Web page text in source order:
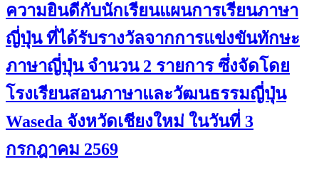
ความยินดีกับนักเรียนแผนการเรียนภาษา
ญี่ปุ่น ที่ได้รับรางวัลจากการแข่งขันทักษะ
ภาษาญี่ปุ่น จำนวน 2 รายการ ซึ่งจัดโดย
โรงเรียนสอนภาษาและวัฒนธรรมญี่ปุ่น
Waseda จังหวัดเชียงใหม่ ในวันที่ 3
กรกฎาคม 2569